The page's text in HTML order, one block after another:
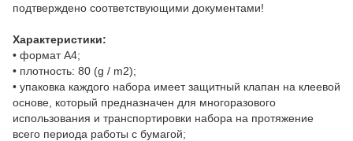
подтверждено соответствующими документами!
Характеристики:
• формат А4;
• плотность: 80 (g / m2);
• упаковка каждого набора имеет защитный клапан на клеевой
основе, который предназначен для многоразового
использования и транспортировки набора на протяжение
всего периода работы с бумагой;